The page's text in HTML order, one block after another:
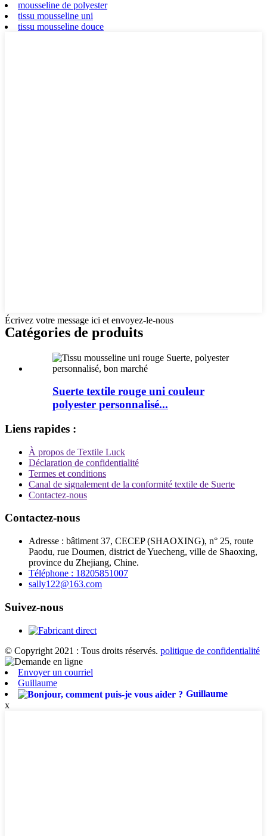
mousseline de polyester
tissu mousseline uni
tissu mousseline douce
Écrivez votre message ici et envoyez-le-nous
Catégories de produits
Suerte textile rouge uni couleur
polyester personnalisé...
Liens rapides :
À propos de Textile Luck
Déclaration de confidentialité
Termes et conditions
Canal de signalement de la conformité textile de Suerte
Contactez-nous
Contactez-nous
Adresse : bâtiment 37, CECEP (SHAOXING), n° 25, route
Paodu, rue Doumen, district de Yuecheng, ville de Shaoxing,
province du Zhejiang, Chine.
Téléphone : 18205851007
sally122@163.com
Suivez-nous
© Copyright 2021 : Tous droits réservés. politique de confidentialité
Envoyer un courriel
Guillaume
Guillaume
x